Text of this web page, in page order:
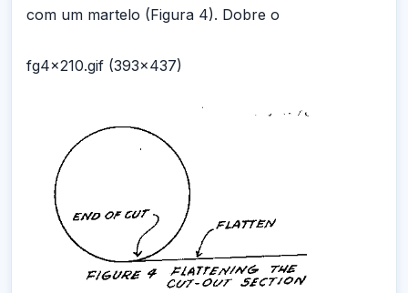
com um martelo (Figura 4). Dobre o
fg4x210.gif (393x437)